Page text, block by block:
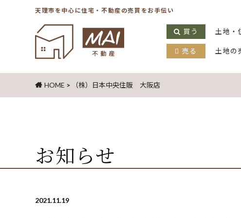
天理市を中心に住宅・不動産の売買をお手伝い
買う 土地・
売る 土地の
HOME > （株）日本中央住販 大阪店
お知らせ
2021.11.19